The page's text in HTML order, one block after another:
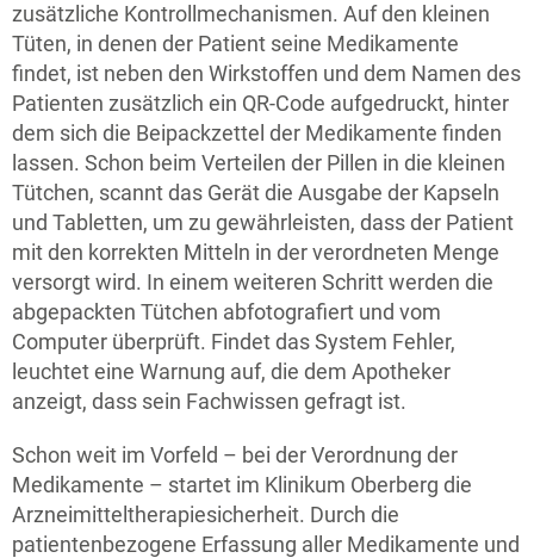
zusätzliche Kontrollmechanismen. Auf den kleinen
Tüten, in denen der Patient seine Medikamente
findet, ist neben den Wirkstoffen und dem Namen des
Patienten zusätzlich ein QR-Code aufgedruckt, hinter
dem sich die Beipackzettel der Medikamente finden
lassen. Schon beim Verteilen der Pillen in die kleinen
Tütchen, scannt das Gerät die Ausgabe der Kapseln
und Tabletten, um zu gewährleisten, dass der Patient
mit den korrekten Mitteln in der verordneten Menge
versorgt wird. In einem weiteren Schritt werden die
abgepackten Tütchen abfotografiert und vom
Computer überprüft. Findet das System Fehler,
leuchtet eine Warnung auf, die dem Apotheker
anzeigt, dass sein Fachwissen gefragt ist.
Schon weit im Vorfeld – bei der Verordnung der
Medikamente – startet im Klinikum Oberberg die
Arzneimitteltherapiesicherheit. Durch die
patientenbezogene Erfassung aller Medikamente und